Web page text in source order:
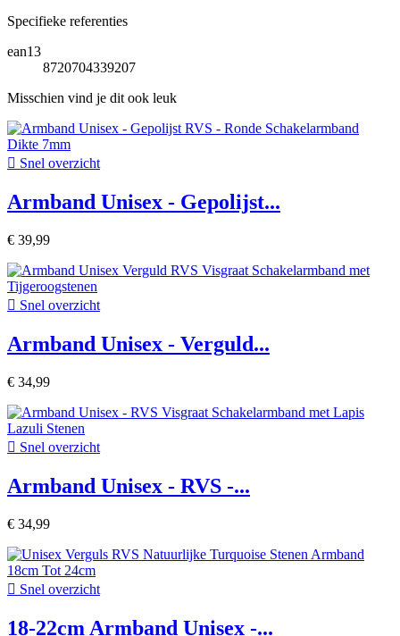
Specifieke referenties
ean13
8720704339207
Misschien vind je dit ook leuk
 Snel overzicht
Armband Unisex - Gepolijst...
€ 39,99
 Snel overzicht
Armband Unisex - Verguld...
€ 34,99
 Snel overzicht
Armband Unisex - RVS -...
€ 34,99
 Snel overzicht
18-22cm Armband Unisex -...